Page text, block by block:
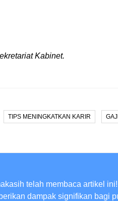
Kabinet.
TIPS MENINGKATKAN KARIR
telah membaca artikel
dampak signifikan bagi